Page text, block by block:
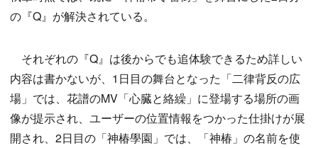
の『Q』が解決されている。
それぞれの『Q』は後からでも追体験できるため詳しい
内容は書かないが、1日目の舞台となった「二律背反の広
場」では、花譜のMV「心臓と絡繰」に登場する場所の画
像が提示され、ユーザーの位置情報をつかった仕掛けが展
開され、2日目の「神椿學園」では、「神椿」の名前を使